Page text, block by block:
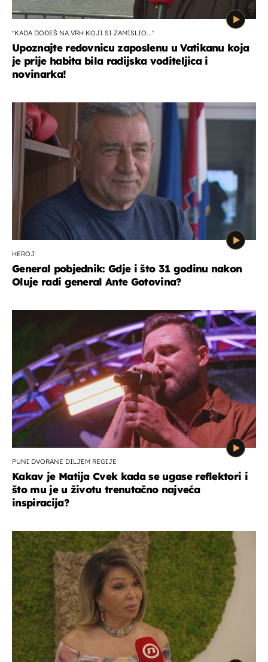
"KADA DOĐEŠ NA VRH KOJI SI ZAMISLIO..."
Upoznajte redovnicu zaposlenu u Vatikanu koja
je prije habita bila radijska voditeljica i
novinarka!
HEROJ
General pobjednik: Gdje i što 31 godinu nakon
Oluje radi general Ante Gotovina?
PUNI DVORANE DILJEM REGIJE
Kakav je Matija Cvek kada se ugase reflektori i
što mu je u životu trenutačno najveća
inspiracija?